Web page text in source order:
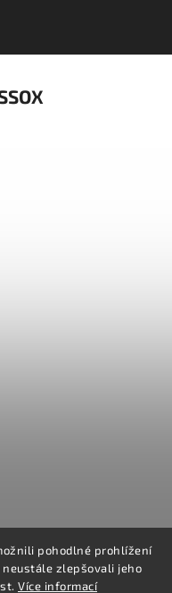
pohodlné prohlížení
neustále zlepšovali jeho
Více informací